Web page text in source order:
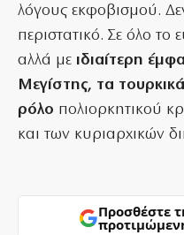
λόγους εκφοβισμού.
περιστατικό. Σε όλο το
αλλά με ιδιαίτερη
Μεγίστης, τα
ρόλο πολιορκητικού
και των κυριαρχικών
Προσθέστε